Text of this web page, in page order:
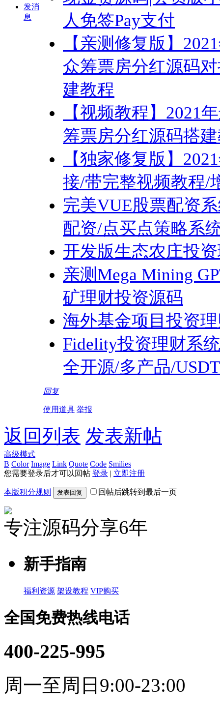
发消
息
人免签Pay支付
【亲测修复版】
众筹票房分红源码
建教程
【视频教程】2021
筹票房分红源码搭
【独家修复版】
接/带完整视频教程/
完美VUE股票配资
配资/点买点策略系
开发版生态农庄投
亲测Mega Mining
矿理财投资源码
海外基金项目投资
Fidelity投资理财系
全开源/多产品/
回复
使用道具 举报
返回列表 发表新帖
高级模式
B Color Image Link Quote Code Smilies
您需要登录后才可以回帖 登录 | 立即注册
本版积分规则 发表回复 回帖后跳转到最后一页
专注源码分享6年
新手指南
福利资源 架设教程 VIP购买
全国免费热线电话
400-225-995
周一至周日9:00-23:00